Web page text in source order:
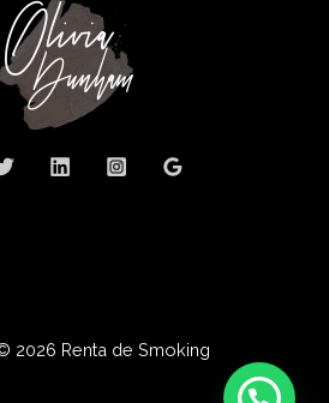
2026 Renta de Smoking